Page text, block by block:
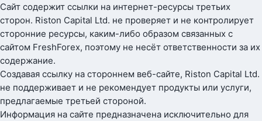
Сайт содержит ссылки на интернет-ресурсы третьих
сторон. Riston Capital Ltd. не проверяет и не контролирует
сторонние ресурсы, каким-либо образом связанных с
сайтом FreshForex, поэтому не несёт ответственности за их
содержание.
Создавая ссылку на стороннем веб-сайте, Riston Capital Ltd.
не поддерживает и не рекомендует продукты или услуги,
предлагаемые третьей стороной.
Информация на сайте предназначена исключительно для